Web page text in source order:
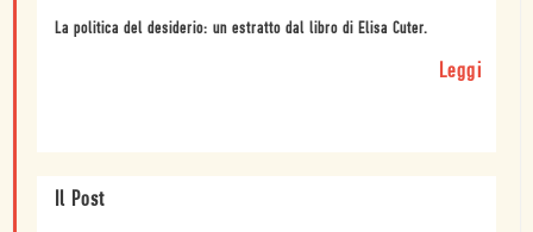
La politica del desiderio: un estratto dal libro di Elisa Cuter.
Leggi
Il Post